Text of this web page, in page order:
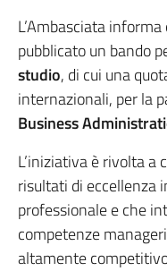
L’Ambasciata
pubblicato un bando
studio, di cui una
internazionali, per la
Business
L’iniziativa è rivolta a
risultati di eccellenza
professionale e che
competenze
altamente